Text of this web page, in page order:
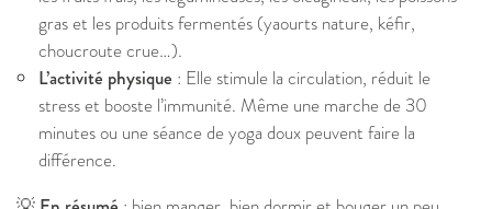
gras et les produits fermentés (yaourts nature, kéfir,
choucroute crue…).
L’activité physique : Elle stimule la circulation, réduit le
stress et booste l’immunité. Même une marche de 30
minutes ou une séance de yoga doux peuvent faire la
différence.